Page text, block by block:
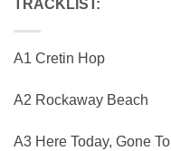
TRACKLIST:
A1 Cretin Hop
A2 Rockaway Beach
A3 Here Today, Gone